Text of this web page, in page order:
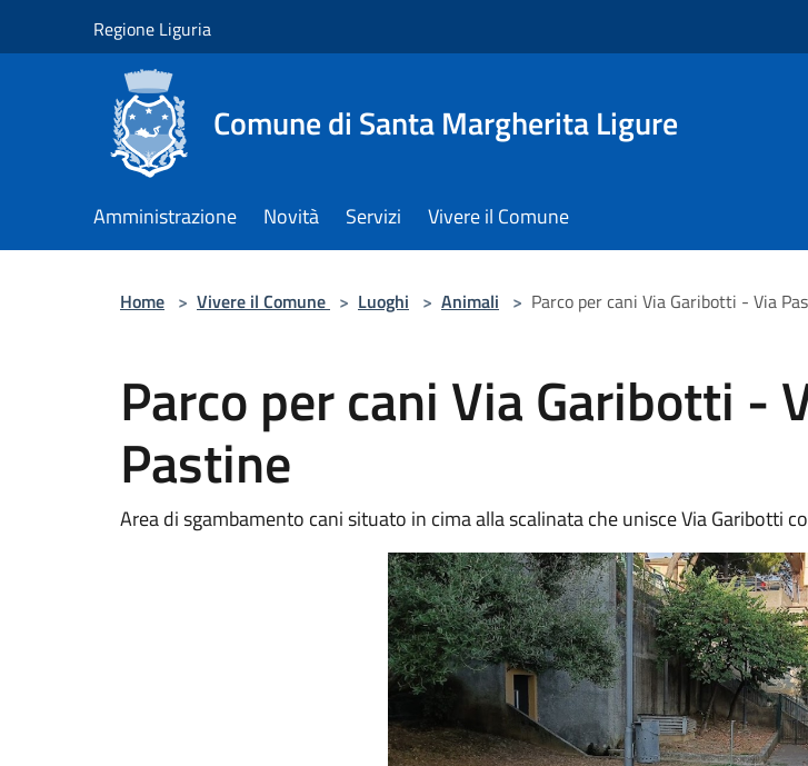
Regione Liguria
Comune di Santa Margherita Ligure
Amministrazione Novità Servizi Vivere il Comune
Home > Vivere il Comune > Luoghi > Animali > Parco per cani Via Garibotti - Via
Parco per cani Via Garibotti -
Pastine
Area di sgambamento cani situato in cima alla scalinata che unisce Via Garibotti